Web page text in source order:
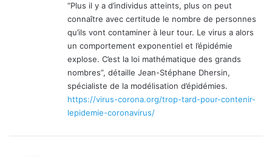
:
“Plus il y a d’individus atteints, plus on peut
connaître avec certitude le nombre de personnes
qu’ils vont contaminer à leur tour. Le virus a alors
un comportement exponentiel et l’épidémie
explose. C’est la loi mathématique des grands
nombres”, détaille Jean-Stéphane Dhersin,
spécialiste de la modélisation d’épidémies.
https://virus-corona.org/trop-tard-pour-contenir-
lepidemie-coronavirus/